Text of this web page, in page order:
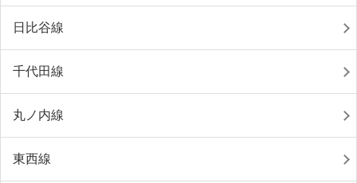
日比谷線
千代田線
丸ノ内線
東西線